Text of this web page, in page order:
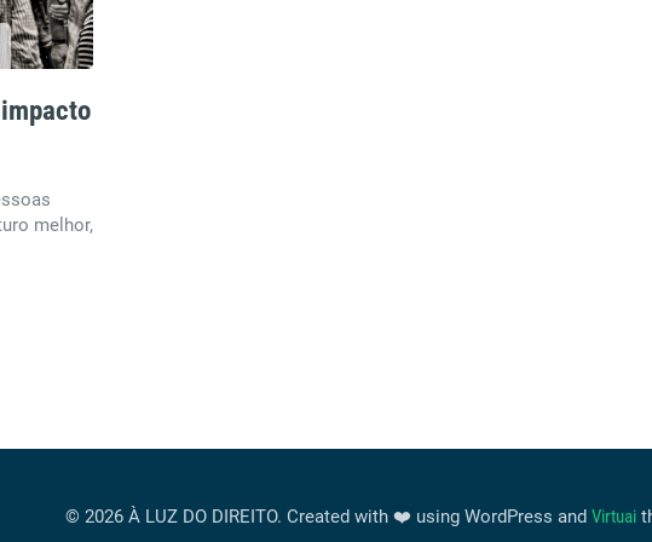
melhor,
© 2026 À LUZ DO DIREITO. Created with ❤️ using WordPress and Virtuai